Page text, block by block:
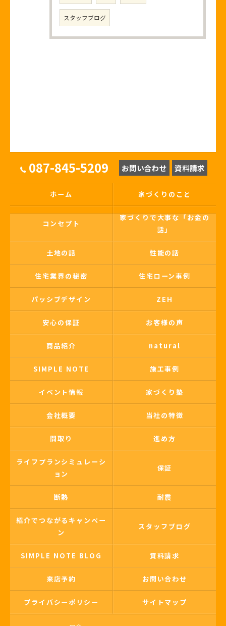
スタッフブログ
087-845-5209 お問い合わせ 資料請求
ホーム 家づくりのこと
コンセプト
家づくりで大事な「お金の
話」
土地の話 性能の話
住宅業界の秘密 住宅ローン事例
パッシブデザイン ZEH
安心の保証 お客様の声
商品紹介 natural
SIMPLE NOTE 施工事例
イベント情報 家づくり塾
会社概要 当社の特徴
間取り 進め方
ライフプランシミュレーシ
ョン
保証
断熱 耐震
紹介でつながるキャンペー
ン
スタッフブログ
SIMPLE NOTE BLOG 資料請求
来店予約 お問い合わせ
プライバシーポリシー サイトマップ